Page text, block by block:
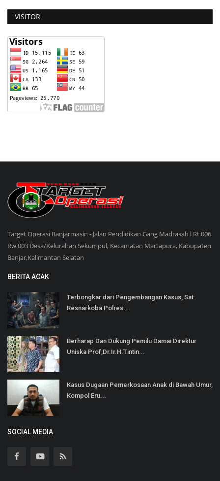
VISITOR
Target Operasi Banjarmasin - Jalan Pendidikan Gang Madrasah l Rt.006
Rw 003 Desa/Kelurahan Sekumpul, Kecamatan Martapura, Kabupaten
Banjar,Kalimantan Selatan
BERITA ACAK
Terbongkar dari Pengembangan Kasus, Sat
Resnarkoba Polres...
Berharap Dan Dukung Pemilu Damai Direktur
Uniska Prof,Dr.Ir.H.Tintin...
Kasus Dugaan Pemerkosaan Anak di Bawah Umur,
Kompol Eru...
SOCIAL MEDIA